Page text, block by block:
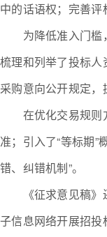
中的话语权；完善
为降低准入门槛，
梳理和列举了投标
采购意向公开规定
在优化交易规则方
准；引入了“等标期
错、纠错机制”。
《征求意见稿》还
子信息网络开展招